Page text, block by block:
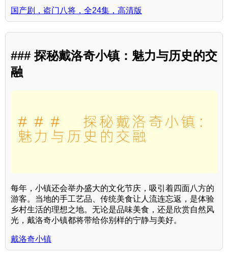
国产剧，盗门八将，全24集，高清版
### 探秘戴洛奇小镇：魅力与历史的交
融
每年，小镇还会举办盛大的文化节庆，吸引着四面八方的
游客。当地的手工艺品、传统美食让人流连忘返，是体验
乡村生活的理想之地。无论是品味美食，还是欣赏自然风
光，戴洛奇小镇都将带给你别样的宁静与美好。
戴洛奇小镇